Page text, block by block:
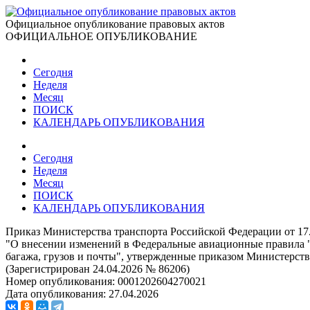
Официальное опубликование правовых актов
ОФИЦИАЛЬНОЕ ОПУБЛИКОВАНИЕ
Сегодня
Неделя
Месяц
ПОИСК
КАЛЕНДАРЬ ОПУБЛИКОВАНИЯ
Сегодня
Неделя
Месяц
ПОИСК
КАЛЕНДАРЬ ОПУБЛИКОВАНИЯ
Приказ Министерства транспорта Российской Федерации от
"О внесении изменений в Федеральные авиационные
багажа, грузов и почты", утвержденные приказом
(Зарегистрирован 24.04.2026 № 86206)
Номер опубликования: 0001202604270021
Дата опубликования: 27.04.2026